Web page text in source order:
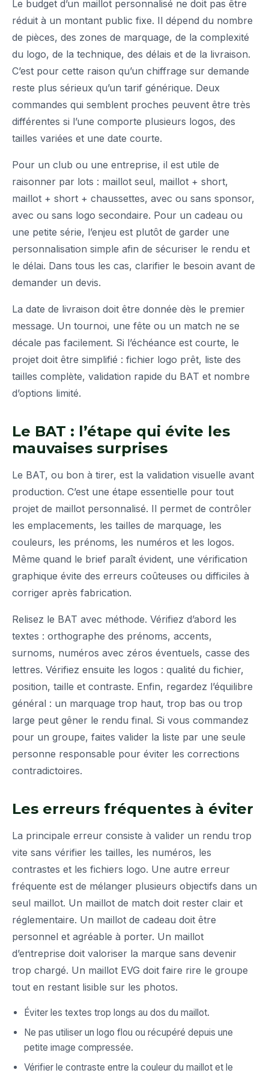
Le budget d’un maillot personnalisé ne doit pas être
réduit à un montant public fixe. Il dépend du nombre
de pièces, des zones de marquage, de la complexité
du logo, de la technique, des délais et de la livraison.
C’est pour cette raison qu’un chiffrage sur demande
reste plus sérieux qu’un tarif générique. Deux
commandes qui semblent proches peuvent être très
différentes si l’une comporte plusieurs logos, des
tailles variées et une date courte.
Pour un club ou une entreprise, il est utile de
raisonner par lots : maillot seul, maillot + short,
maillot + short + chaussettes, avec ou sans sponsor,
avec ou sans logo secondaire. Pour un cadeau ou
une petite série, l’enjeu est plutôt de garder une
personnalisation simple afin de sécuriser le rendu et
le délai. Dans tous les cas, clarifier le besoin avant de
demander un devis.
La date de livraison doit être donnée dès le premier
message. Un tournoi, une fête ou un match ne se
décale pas facilement. Si l’échéance est courte, le
projet doit être simplifié : fichier logo prêt, liste des
tailles complète, validation rapide du BAT et nombre
d’options limité.
Le BAT : l’étape qui évite les
mauvaises surprises
Le BAT, ou bon à tirer, est la validation visuelle avant
production. C’est une étape essentielle pour tout
projet de maillot personnalisé. Il permet de contrôler
les emplacements, les tailles de marquage, les
couleurs, les prénoms, les numéros et les logos.
Même quand le brief paraît évident, une vérification
graphique évite des erreurs coûteuses ou difficiles à
corriger après fabrication.
Relisez le BAT avec méthode. Vérifiez d’abord les
textes : orthographe des prénoms, accents,
surnoms, numéros avec zéros éventuels, casse des
lettres. Vérifiez ensuite les logos : qualité du fichier,
position, taille et contraste. Enfin, regardez l’équilibre
général : un marquage trop haut, trop bas ou trop
large peut gêner le rendu final. Si vous commandez
pour un groupe, faites valider la liste par une seule
personne responsable pour éviter les corrections
contradictoires.
Les erreurs fréquentes à éviter
La principale erreur consiste à valider un rendu trop
vite sans vérifier les tailles, les numéros, les
contrastes et les fichiers logo. Une autre erreur
fréquente est de mélanger plusieurs objectifs dans un
seul maillot. Un maillot de match doit rester clair et
réglementaire. Un maillot de cadeau doit être
personnel et agréable à porter. Un maillot
d’entreprise doit valoriser la marque sans devenir
trop chargé. Un maillot EVG doit faire rire le groupe
tout en restant lisible sur les photos.
Éviter les textes trop longs au dos du maillot.
Ne pas utiliser un logo flou ou récupéré depuis une
petite image compressée.
Vérifier le contraste entre la couleur du maillot et le